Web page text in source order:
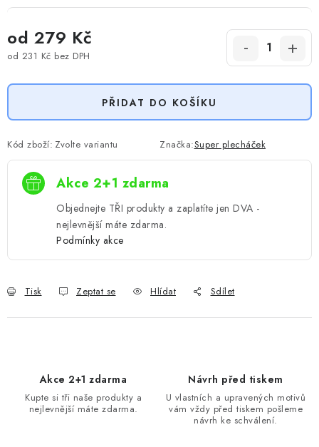
od 279 Kč
od 231 Kč bez DPH
PŘIDAT DO KOŠÍKU
Kód zboží: Zvolte variantu Značka:Super plecháček
Akce 2+1 zdarma
Objednejte TŘI produkty a zaplatíte jen DVA -
nejlevnější máte zdarma.
Podmínky akce
Tisk Zeptat se Hlídat Sdílet
Akce 2+1 zdarma
Kupte si tři naše produkty a
nejlevnější máte zdarma.
Návrh před tiskem
U vlastních a upravených motivů
vám vždy před tiskem pošleme
návrh ke schválení.